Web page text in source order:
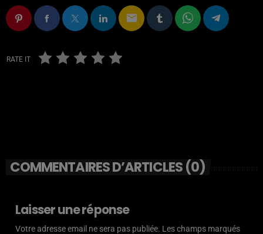
email
RATE IT
COMMENTAIRES D’ARTICLES (0)
Laisser une réponse
Votre adresse email ne sera pas publiée. Les champs marqués